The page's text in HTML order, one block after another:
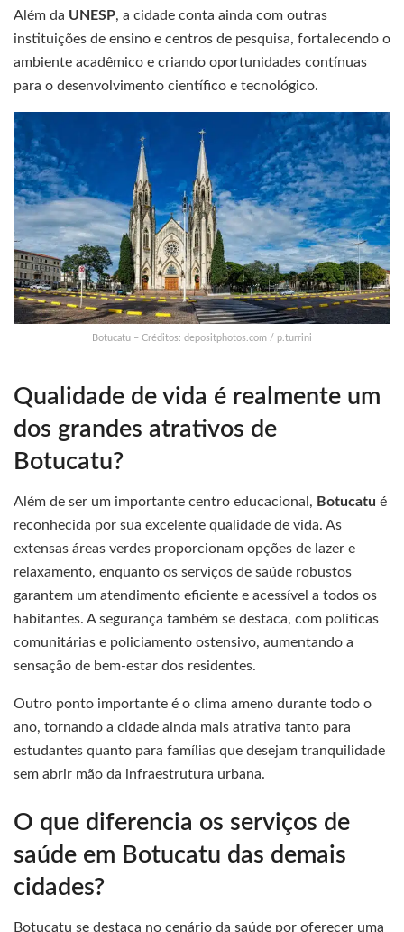
Além da UNESP, a cidade conta ainda com outras
instituições de ensino e centros de pesquisa, fortalecendo o
ambiente acadêmico e criando oportunidades contínuas
para o desenvolvimento científico e tecnológico.
Botucatu – Créditos: depositphotos.com / p.turrini
Qualidade de vida é realmente um
dos grandes atrativos de
Botucatu?
Além de ser um importante centro educacional, Botucatu é
reconhecida por sua excelente qualidade de vida. As
extensas áreas verdes proporcionam opções de lazer e
relaxamento, enquanto os serviços de saúde robustos
garantem um atendimento eficiente e acessível a todos os
habitantes. A segurança também se destaca, com políticas
comunitárias e policiamento ostensivo, aumentando a
sensação de bem-estar dos residentes.
Outro ponto importante é o clima ameno durante todo o
ano, tornando a cidade ainda mais atrativa tanto para
estudantes quanto para famílias que desejam tranquilidade
sem abrir mão da infraestrutura urbana.
O que diferencia os serviços de
saúde em Botucatu das demais
cidades?
Botucatu se destaca no cenário da saúde por oferecer uma